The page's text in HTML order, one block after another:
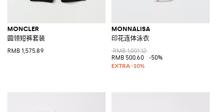
MONCLER
圆领短裤套装
RMB 1,575.89
MONNALISA
印花连体泳衣
RMB 1,001.12
RMB 500.60
-50%